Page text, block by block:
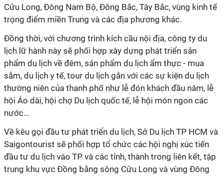
Cửu Long, Đông Nam Bộ, Đông Bắc, Tây Bắc, vùng kinh tế
trọng điểm miền Trung và các địa phương khác.
Đồng thời, với chương trình kích cầu nội địa, công ty du
lịch lữ hành này sẽ phối hợp xây dựng phát triển sản
phẩm du lịch về đêm, sản phẩm du lịch ẩm thực - mua
sắm, du lịch y tế, tour du lịch gắn với các sự kiện du lịch
thường niên của thanh phố như lễ đón khách đầu năm, lễ
hội Áo dài, hội chợ Du lịch quốc tế, lễ hội món ngon các
nước…
Về kêu gọi đầu tư phát triển du lịch, Sở Du lịch TP HCM và
Saigontourist sẽ phối hợp tổ chức các hội nghị xúc tiến
đầu tư du lịch vào TP và các tỉnh, thành trong liên kết, tập
trung khu vực Đồng bằng sông Cửu Long và vùng Đông